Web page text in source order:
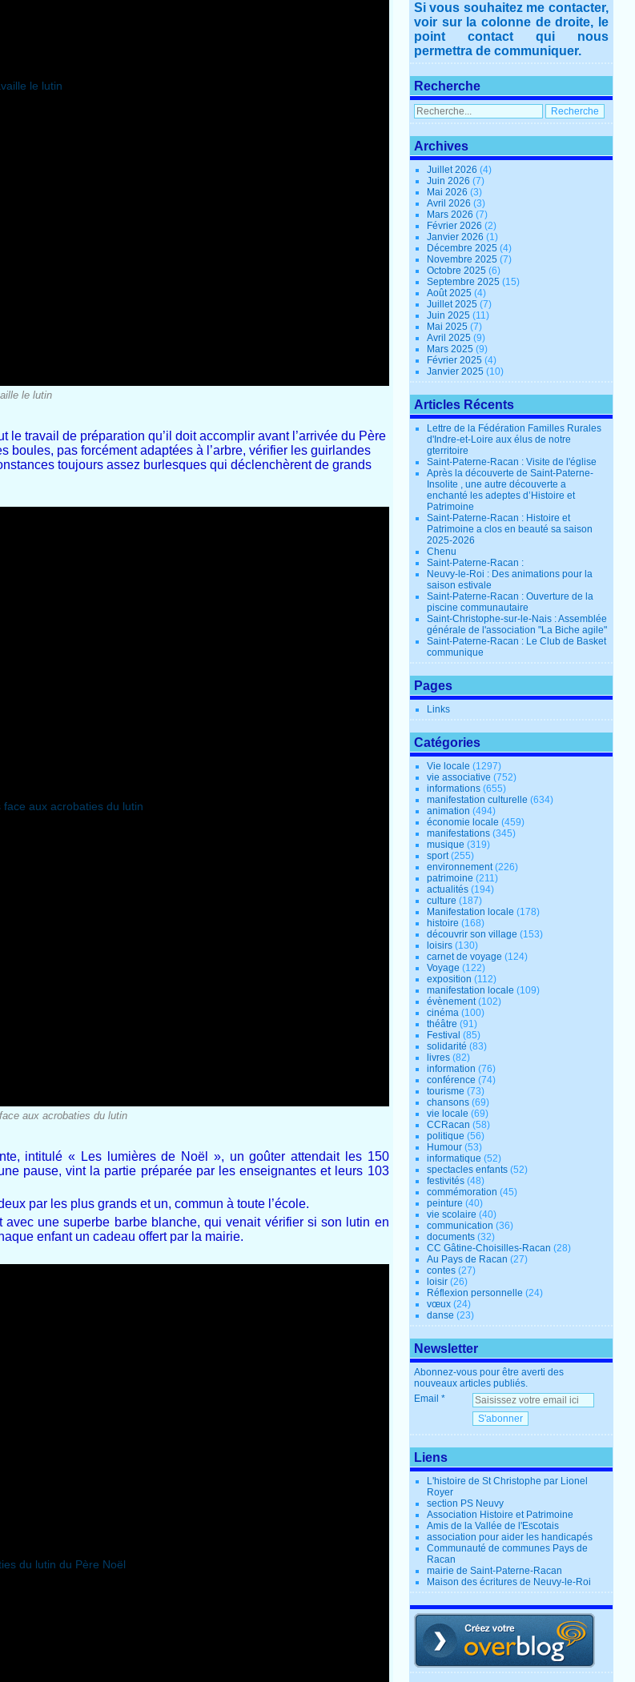
le lutin
le travail de préparation qu’il doit accomplir avant l’arrivée du Père
boules, pas forcément adaptées à l’arbre, vérifier les guirlandes
toujours assez burlesques qui déclenchèrent de grands
aux acrobaties du lutin
intitulé « Les lumières de Noël », un goûter attendait les 150
pause, vint la partie préparée par les enseignantes et leurs 103
par les plus grands et un, commun à toute l’école.
une superbe barbe blanche, qui venait vérifier si son lutin en
enfant un cadeau offert par la mairie.
Si vous souhaitez me contacter,
voir sur la colonne de droite, le
point contact qui nous
permettra de communiquer.
Recherche
Archives
Juillet 2026(4)
Juin 2026(7)
Mai 2026(3)
Avril 2026(3)
Mars 2026(7)
Février 2026(2)
Janvier 2026(1)
Décembre 2025(4)
Novembre 2025(7)
Octobre 2025(6)
Septembre 2025(15)
Août 2025(4)
Juillet 2025(7)
Juin 2025(11)
Mai 2025(7)
Avril 2025(9)
Mars 2025(9)
Février 2025(4)
Janvier 2025(10)
Articles Récents
Lettre de la Fédération Familles Rurales
d'Indre-et-Loire aux élus de notre
gterritoire
Saint-Paterne-Racan : Visite de l'église
Après la découverte de Saint-Paterne-
Insolite , une autre découverte a
enchanté les adeptes d’Histoire et
Patrimoine
Saint-Paterne-Racan : Histoire et
Patrimoine a clos en beauté sa saison
2025-2026
Chenu
Saint-Paterne-Racan :
Neuvy-le-Roi : Des animations pour la
saison estivale
Saint-Paterne-Racan : Ouverture de la
piscine communautaire
Saint-Christophe-sur-le-Nais : Assemblée
générale de l'association "La Biche agile"
Saint-Paterne-Racan : Le Club de Basket
communique
Pages
Links
Catégories
Vie locale (1297)
vie associative (752)
informations (655)
manifestation culturelle (634)
animation (494)
économie locale (459)
manifestations (345)
musique (319)
sport(255)
environnement(226)
patrimoine (211)
actualités (194)
culture (187)
Manifestation locale (178)
histoire (168)
découvrir son village (153)
loisirs (130)
carnet de voyage (124)
Voyage (122)
exposition (112)
manifestation locale (109)
évènement(102)
cinéma (100)
théâtre (91)
Festival (85)
solidarité (83)
livres (82)
information (76)
conférence (74)
tourisme (73)
chansons (69)
vie locale (69)
CCRacan (58)
politique (56)
Humour (53)
informatique (52)
spectacles enfants (52)
festivités (48)
commémoration (45)
peinture (40)
vie scolaire (40)
communication (36)
documents (32)
CC Gâtine-Choisilles-Racan (28)
Au Pays de Racan (27)
contes (27)
loisir (26)
Réflexion personnelle (24)
vœux (24)
danse (23)
Newsletter
Abonnez-vous pour être averti des
nouveaux articles publiés.
Email
Liens
L'histoire de St Christophe par Lionel
Royer
section PS Neuvy
Association Histoire et Patrimoine
Amis de la Vallée de l'Escotais
association pour aider les handicapés
Communauté de communes Pays de
Racan
mairie de Saint-Paterne-Racan
Maison des écritures de Neuvy-le-Roi